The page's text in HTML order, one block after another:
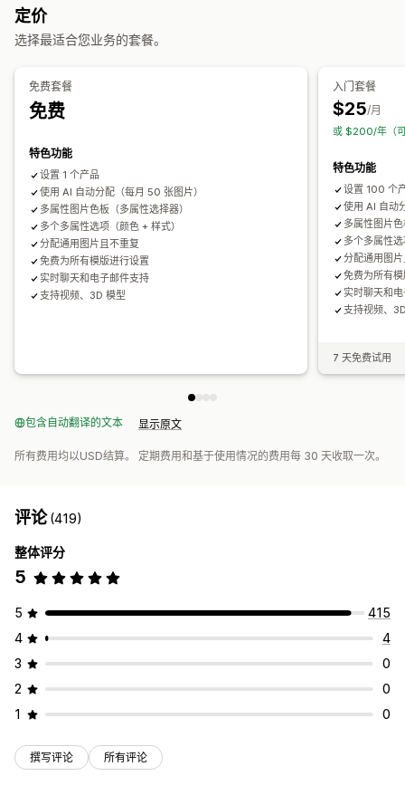
库存
隐藏缺货商品 库存供货情况
定价
选择最适合您业务的套餐。
免费套餐
免费
特色功能
设置 1 个产品
使用 AI 自动分配（每月 50 张图片）
多属性图片色板（多属性选择器）
多个多属性选项（颜色 + 样式）
分配通用图片且不重复
免费为所有模版进行设置
实时聊天和电子邮件支持
支持视频、3D 模型
入门套餐
$25/月
或 $200/年（
特色功能
设置 100 个
使用 AI 自动
多属性图片
多个多属性
分配通用图
免费为所有
实时聊天和
支持视频、
7 天免费试用
包含自动翻译的文本 显示原文
所有费用均以USD结算。 定期费用和基于使用情况的费用每 30 天收取一次。
评论(419)
整体评分
5
5
415
4
4
3
0
2
0
1
0
撰写评论 所有评论